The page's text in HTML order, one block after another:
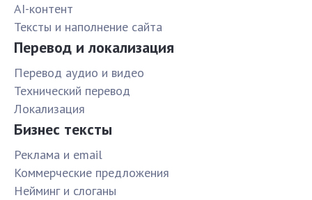
AI-контент
Тексты и наполнение сайта
Перевод и локализация
Перевод аудио и видео
Технический перевод
Локализация
Бизнес тексты
Реклама и email
Коммерческие предложения
Нейминг и слоганы